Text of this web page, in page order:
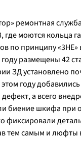
ремонтная
где моются кольца
по принципу «3НЕ»
году размещены 42
ЗД установлено
году
а всего
биение шкифа при
фиксировали
тем самым и люфты